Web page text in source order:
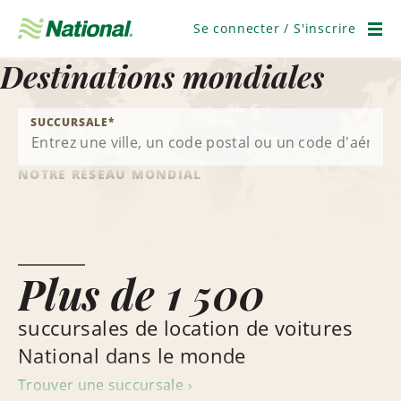
navigation
Se connecter / S'inscrire
Destinations mondiales
SUCCURSALE*
NOTRE RÉSEAU MONDIAL
Plus de 1 500
succursales de location de voitures
National dans le monde
Trouver une succursale